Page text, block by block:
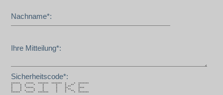
Nachname*:
Ihre Mitteilung*:
Sicherheitscode*:
****** ***** ******* ******* * * *******
* * * * * * * ** *
* * * * * * ** *
* * ***** * * ** ****
* * * * * * ** *
* * * * * * * ** *
****** ***** ******* * * * *******